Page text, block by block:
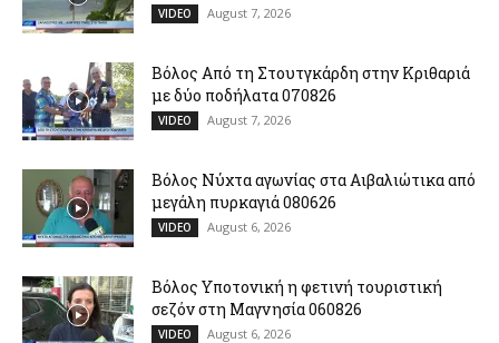
VIDEO August 7, 2026
Βόλος Από τη Στουτγκάρδη στην Κριθαριά
με δύο ποδήλατα 070826
VIDEO August 7, 2026
Βόλος Νύχτα αγωνίας στα Αιβαλιώτικα από
μεγάλη πυρκαγιά 080626
VIDEO August 6, 2026
Βόλος Υποτονική η φετινή τουριστική
σεζόν στη Μαγνησία 060826
VIDEO August 6, 2026